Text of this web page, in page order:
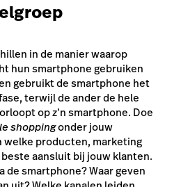
in de manier waarop
hun smartphone gebruiken
gebruikt de smartphone het
terwijl de ander de hele
op z’n smartphone. Doe
shoppingonder jouw
welke producten, marketing
aansluit bij jouw klanten.
de smartphone? Waar geven